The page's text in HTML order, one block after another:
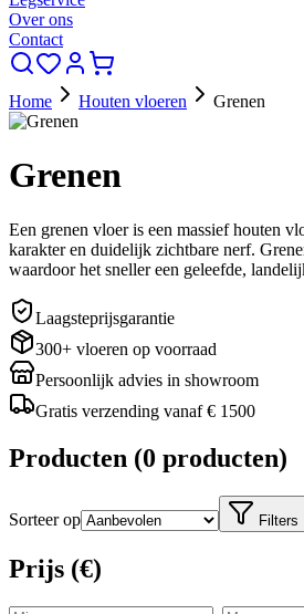
Over ons
Contact
Home Houten vloeren Grenen
Grenen
Een grenen vloer is een massief houten
karakter en duidelijk zichtbare nerf.
waardoor het sneller een geleefde,
Laagsteprijsgarantie
300+ vloeren op voorraad
Persoonlijk advies in showroom
Gratis verzending vanaf € 1500
Producten (0 producten)
Sorteer op Filters
Prijs (€)